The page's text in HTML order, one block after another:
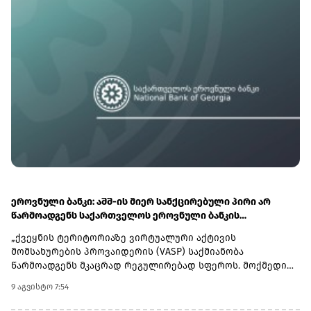
ეროვნული ბანკი: აშშ-ის მიერ სანქცირებული პირი არ
წარმოადგენს საქართველოს ეროვნული ბანკის
„ქვეყნის ტერიტორიაზე ვირტუალური აქტივის
მომსახურების პროვაიდერის (VASP) საქმიანობა
წარმოადგენს მკაცრად რეგულირებად სფეროს. მოქმედი
რომელიც ახორციელებს ამ ტიპის საქმიანობას, უნდა
გაიაროს სავალდებულო რეგისტრაცია საქართველოს
9 აგვისტო 7:54